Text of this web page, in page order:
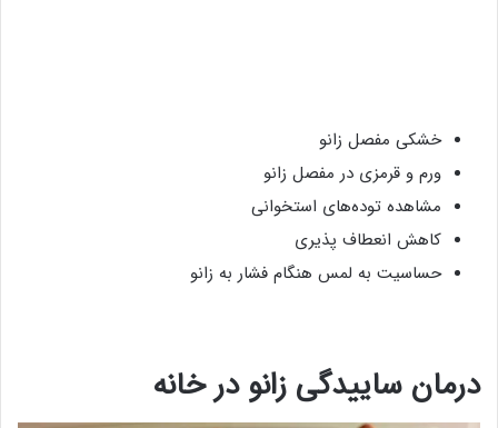
خشکی مفصل زانو
ورم و قرمزی در مفصل زانو
مشاهده توده‌های استخوانی
کاهش انعطاف پذیری
حساسیت به لمس هنگام فشار به زانو
درمان ساییدگی زانو در خانه